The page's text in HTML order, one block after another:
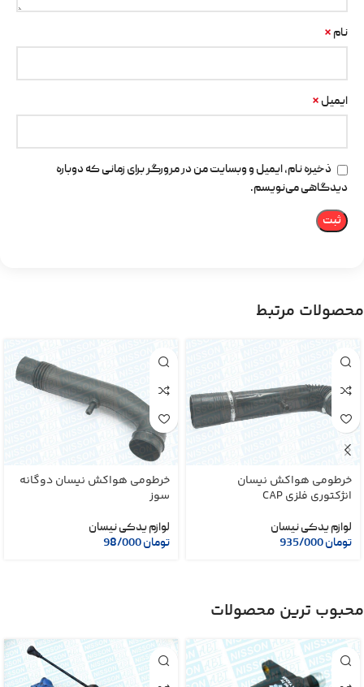
نام *
ایمیل *
ذخیره نام، ایمیل و وبسایت من در مرورگر برای زمانی که دوباره
دیدگاهی می‌نویسم.
محصولات مرتبط
خرطومی هواکش نیسان
انژکتوری فلزی CAP
لوازم یدکی نیسان
تومان
خرطومی هواکش نیسان دوگانه
سوز
لوازم یدکی نیسان
تومان
محبوب ترین محصولات